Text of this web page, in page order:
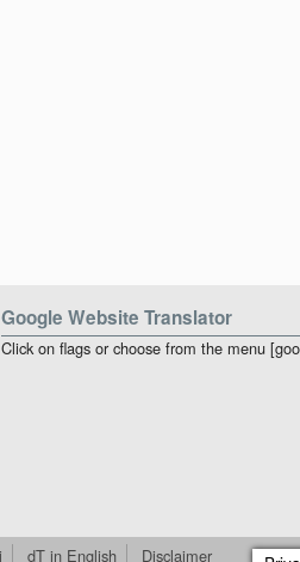
Google Website Translator
Click on flags or choose from the menu
Xin
dT in English Disclaimer